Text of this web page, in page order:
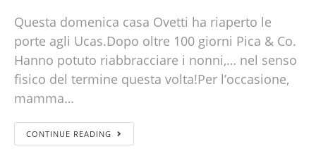
Questa domenica casa Ovetti ha riaperto le
porte agli Ucas.Dopo oltre 100 giorni Pica & Co.
Hanno potuto riabbracciare i nonni,… nel senso
fisico del termine questa volta!Per l’occasione,
mamma…
CONTINUE READING